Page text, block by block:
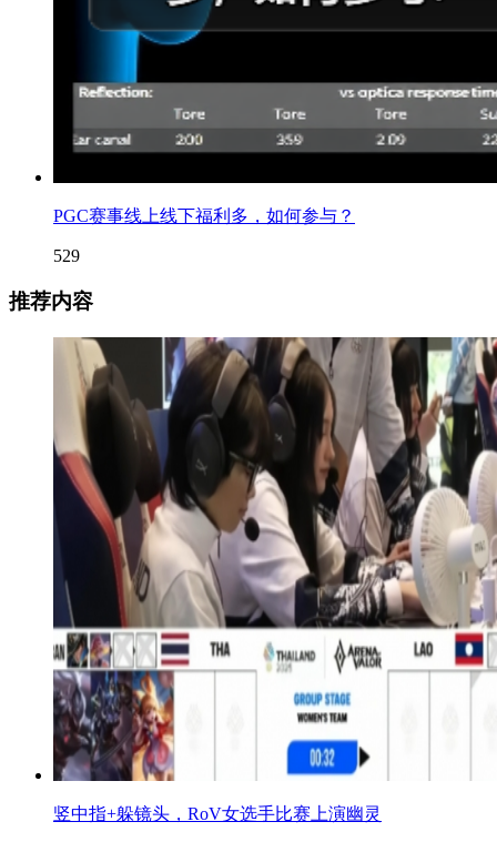
PGC赛事线上线下福利多，如何参与？
529
推荐内容
竖中指+躲镜头，RoV女选手比赛上演幽灵